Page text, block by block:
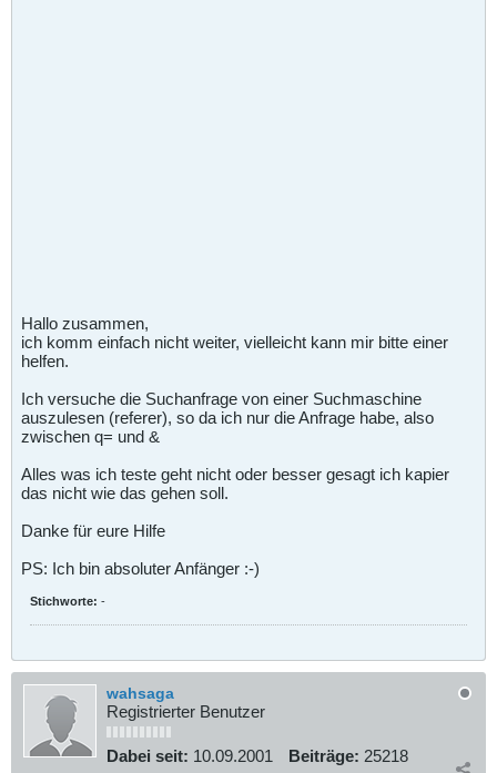
Hallo zusammen,
ich komm einfach nicht weiter, vielleicht kann mir bitte einer
helfen.
Ich versuche die Suchanfrage von einer Suchmaschine
auszulesen (referer), so da ich nur die Anfrage habe, also
zwischen q= und &
Alles was ich teste geht nicht oder besser gesagt ich kapier
das nicht wie das gehen soll.
Danke für eure Hilfe
PS: Ich bin absoluter Anfänger :-)
Stichworte: -
wahsaga
Registrierter Benutzer
Dabei seit: 10.09.2001 Beiträge: 25218